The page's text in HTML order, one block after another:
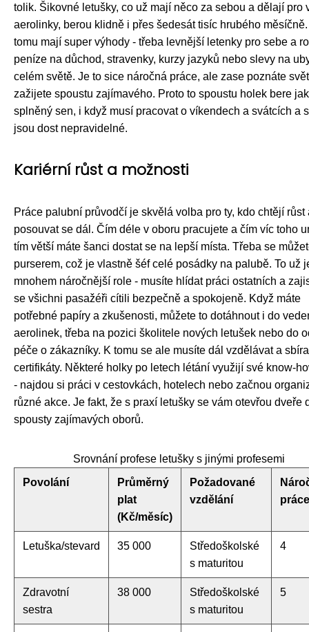
tolik. Šikovné letušky, co už mají něco za sebou a dělají pro
aerolinky, berou klidně i přes šedesát tisíc hrubého
tomu mají super výhody - třeba levnější letenky pro sebe a
peníze na důchod, stravenky, kurzy jazyků nebo slevy na
celém světě. Je to sice náročná práce, ale zase poznáte
zažijete spoustu zajímavého. Proto to spoustu holek bere
splněný sen, i když musí pracovat o víkendech a svátcích a
jsou dost nepravidelné.
Kariérní růst a možnosti
Práce palubní průvodčí je skvělá volba pro ty, kdo chtějí růst
posouvat se dál. Čím déle v oboru pracujete a čím víc toho
tím větší máte šanci dostat se na lepší místa. Třeba se
purserem, což je vlastně šéf celé posádky na palubě. To už
mnohem náročnější role - musíte hlídat práci ostatních a
se všichni pasažéři cítili bezpečně a spokojeně. Když máte
potřebné papíry a zkušenosti, můžete to dotáhnout i do
aerolinek, třeba na pozici školitele nových letušek nebo do
péče o zákazníky. K tomu se ale musíte dál vzdělávat a
certifikáty. Některé holky po letech létání využijí své know-
- najdou si práci v cestovkách, hotelech nebo začnou
různé akce. Je fakt, že s praxí letušky se vám otevřou dveře
spousty zajímavých oborů.
Srovnání profese letušky s jinými profesemi
Povolání
Průměrný
plat
(Kč/měsíc)
Požadované
vzdělání
Letuška/stevard 35 000
Středoškolské
s maturitou
4
Zdravotní
sestra
38 000
Středoškolské
s maturitou
5